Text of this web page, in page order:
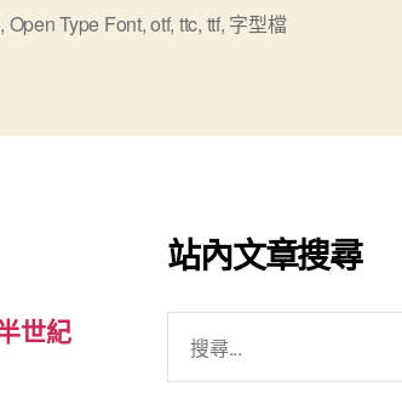
型
Windows
, Open Type Font,otf, ttc, ttf, 字型檔
世紀
站內文章搜尋